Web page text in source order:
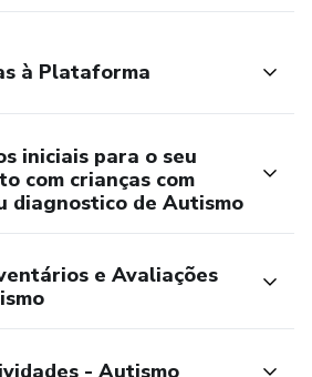
à Plataforma
iniciais para o seu
com crianças com
diagnostico de Autismo
e Avaliações
- Autismo